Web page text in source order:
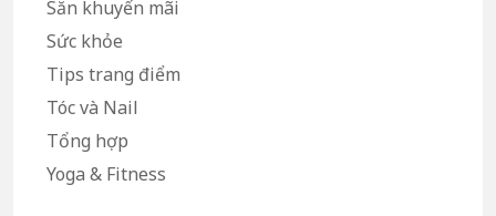
Săn khuyến mãi
Sức khỏe
Tips trang điểm
Tóc và Nail
Tổng hợp
Yoga & Fitness